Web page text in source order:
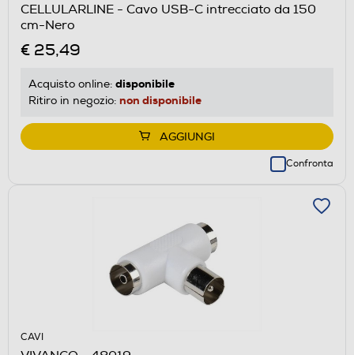
CELLULARLINE - Cavo USB-C intrecciato da 150
cm-Nero
€ 25,49
Acquisto online: disponibile
Ritiro in negozio: non disponibile
AGGIUNGI
Confronta
CAVI